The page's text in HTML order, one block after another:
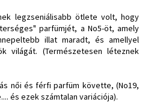
legzseniálisabb ötlete volt, hogy
parfümjét, a No5-öt, amely
illat maradt, és amellyel
világát. (Természetesen léteznek
női és férfi parfüm követte, (No19,
és ezek számtalan variációja).